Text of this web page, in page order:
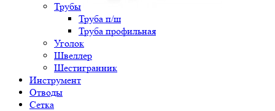
Трубы
Труба п/ш
Труба профильная
Уголок
Швеллер
Шестигранник
Инструмент
Отводы
Сетка